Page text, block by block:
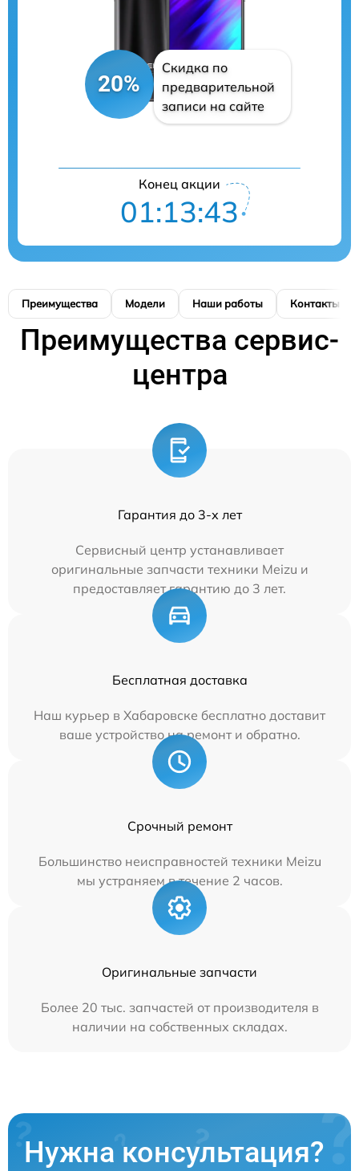
20%
Скидка по
предварительной
записи на сайте
Конец акции
01:13:42
Преимущества Модели Наши работы Контакты
Преимущества сервис-
центра
Гарантия до 3-х лет
Сервисный центр устанавливает
оригинальные запчасти техники Meizu и
предоставляет гарантию до 3 лет.
Бесплатная доставка
Наш курьер в Хабаровске бесплатно доставит
ваше устройство на ремонт и обратно.
Срочный ремонт
Большинство неисправностей техники Meizu
мы устраняем в течение 2 часов.
Оригинальные запчасти
Более 20 тыс. запчастей от производителя в
наличии на собственных складах.
Нужна консультация?